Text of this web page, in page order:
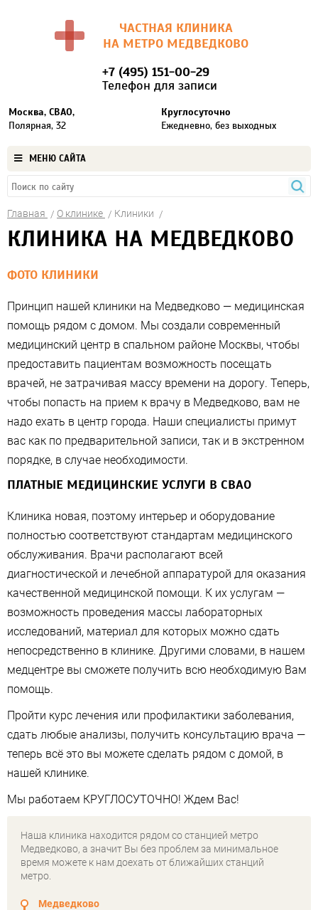
ЧАСТНАЯ КЛИНИКА
НА МЕТРО МЕДВЕДКОВО
Москва, СВАО,
Полярная, 32
+7 (495) 151-00-29
Телефон для записи
Круглосуточно
Ежедневно, без выходных
МЕНЮ САЙТА
Главная О клинике Клиники
КЛИНИКА НА МЕДВЕДКОВО
ФОТО КЛИНИКИ
Принцип нашей клиники на Медведково — медицинская
помощь рядом с домом. Мы создали современный
медицинский центр в спальном районе Москвы, чтобы
предоставить пациентам возможность посещать
врачей, не затрачивая массу времени на дорогу. Теперь,
чтобы попасть на прием к врачу в Медведково, вам не
надо ехать в центр города. Наши специалисты примут
вас как по предварительной записи, так и в экстренном
порядке, в случае необходимости.
ПЛАТНЫЕ МЕДИЦИНСКИЕ УСЛУГИ В СВАО
Клиника новая, поэтому интерьер и оборудование
полностью соответствуют стандартам медицинского
обслуживания. Врачи располагают всей
диагностической и лечебной аппаратурой для оказания
качественной медицинской помощи. К их услугам —
возможность проведения массы лабораторных
исследований, материал для которых можно сдать
непосредственно в клинике. Другими словами, в нашем
медцентре вы сможете получить всю необходимую Вам
помощь.
Пройти курс лечения или профилактики заболевания,
сдать любые анализы, получить консультацию врача —
теперь всё это вы можете сделать рядом с домой, в
нашей клинике.
Мы работаем КРУГЛОСУТОЧНО! Ждем Вас!
Наша клиника находится рядом со станцией метро
Медведково, а значит Вы без проблем за минимальное
время можете к нам доехать от ближайших станций
метро.
Медведково